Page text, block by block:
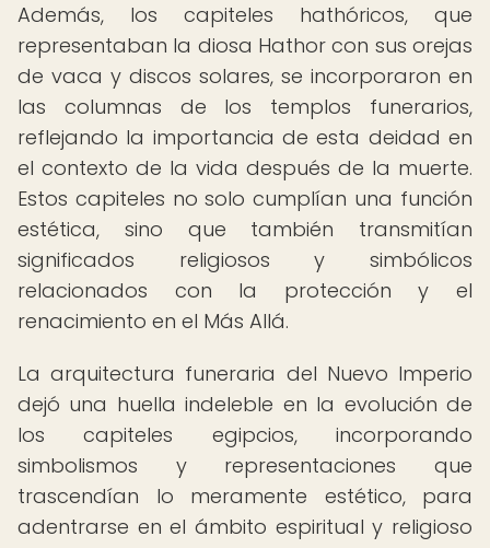
Además, los capiteles hathóricos, que
representaban la diosa Hathor con sus orejas
de vaca y discos solares, se incorporaron en
las columnas de los templos funerarios,
reflejando la importancia de esta deidad en
el contexto de la vida después de la muerte.
Estos capiteles no solo cumplían una función
estética, sino que también transmitían
significados religiosos y simbólicos
relacionados con la protección y el
renacimiento en el Más Allá.
La arquitectura funeraria del Nuevo Imperio
dejó una huella indeleble en la evolución de
los capiteles egipcios, incorporando
simbolismos y representaciones que
trascendían lo meramente estético, para
adentrarse en el ámbito espiritual y religioso